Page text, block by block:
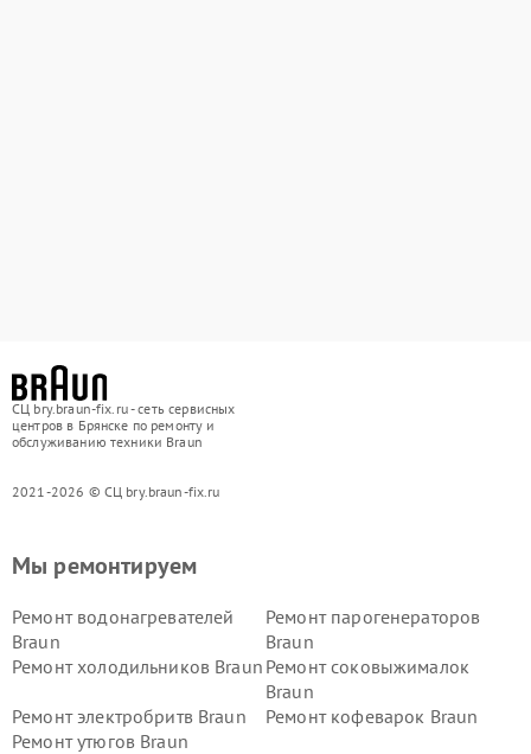
СЦ bry.braun-fix.ru - сеть сервисных
центров в Брянске по ремонту и
обслуживанию техники Braun
2021-2026 © СЦ bry.braun-fix.ru
Мы ремонтируем
Ремонт водонагревателей
Braun
Ремонт парогенераторов
Braun
Ремонт холодильников Braun Ремонт соковыжималок
Braun
Ремонт электробритв Braun
Ремонт кофеварок Braun
Ремонт утюгов Braun